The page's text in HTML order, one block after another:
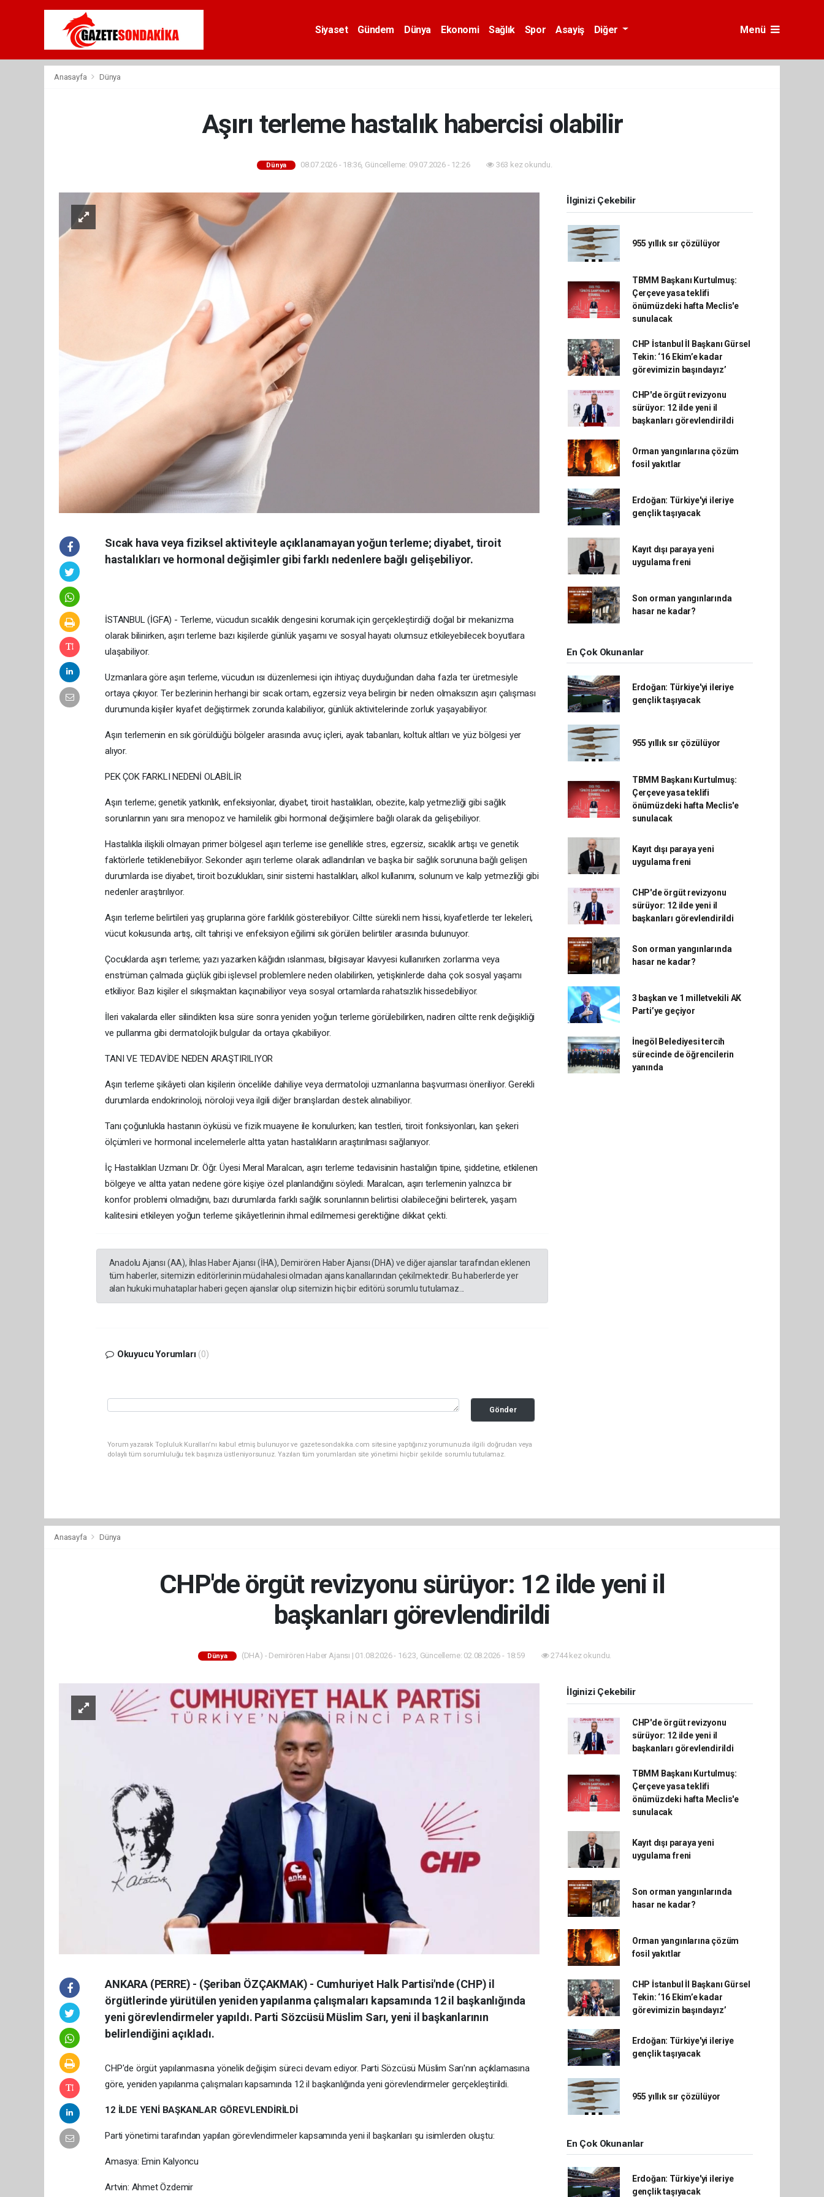
Siyaset Gündem Dünya Ekonomi Sağlık Spor Asayiş Diğer Menü
Anasayfa Dünya
Aşırı terleme hastalık habercisi olabilir
Dünya 08.07.2026 - 18:36, Güncelleme: 09.07.2026 - 12:26 363 kez okundu.
Sıcak hava veya fiziksel aktiviteyle açıklanamayan yoğun terleme; diyabet, tiroit
hastalıkları ve hormonal değişimler gibi farklı nedenlere bağlı gelişebiliyor.
İSTANBUL (İGFA) - Terleme, vücudun sıcaklık dengesini korumak için gerçekleştirdiği doğal bir mekanizma
olarak bilinirken, aşırı terleme bazı kişilerde günlük yaşamı ve sosyal hayatı olumsuz etkileyebilecek boyutlara
ulaşabiliyor.
Uzmanlara göre aşırı terleme, vücudun ısı düzenlemesi için ihtiyaç duyduğundan daha fazla ter üretmesiyle
ortaya çıkıyor. Ter bezlerinin herhangi bir sıcak ortam, egzersiz veya belirgin bir neden olmaksızın aşırı çalışması
durumunda kişiler kıyafet değiştirmek zorunda kalabiliyor, günlük aktivitelerinde zorluk yaşayabiliyor.
Aşırı terlemenin en sık görüldüğü bölgeler arasında avuç içleri, ayak tabanları, koltuk altları ve yüz bölgesi yer
alıyor.
PEK ÇOK FARKLI NEDENİ OLABİLİR
Aşırı terleme; genetik yatkınlık, enfeksiyonlar, diyabet, tiroit hastalıkları, obezite, kalp yetmezliği gibi sağlık
sorunlarının yanı sıra menopoz ve hamilelik gibi hormonal değişimlere bağlı olarak da gelişebiliyor.
Hastalıkla ilişkili olmayan primer bölgesel aşırı terleme ise genellikle stres, egzersiz, sıcaklık artışı ve genetik
faktörlerle tetiklenebiliyor. Sekonder aşırı terleme olarak adlandırılan ve başka bir sağlık sorununa bağlı gelişen
durumlarda ise diyabet, tiroit bozuklukları, sinir sistemi hastalıkları, alkol kullanımı, solunum ve kalp yetmezliği gibi
nedenler araştırılıyor.
Aşırı terleme belirtileri yaş gruplarına göre farklılık gösterebiliyor. Ciltte sürekli nem hissi, kıyafetlerde ter lekeleri,
vücut kokusunda artış, cilt tahrişi ve enfeksiyon eğilimi sık görülen belirtiler arasında bulunuyor.
Çocuklarda aşırı terleme; yazı yazarken kâğıdın ıslanması, bilgisayar klavyesi kullanırken zorlanma veya
enstrüman çalmada güçlük gibi işlevsel problemlere neden olabilirken, yetişkinlerde daha çok sosyal yaşamı
etkiliyor. Bazı kişiler el sıkışmaktan kaçınabiliyor veya sosyal ortamlarda rahatsızlık hissedebiliyor.
İleri vakalarda eller silindikten kısa süre sonra yeniden yoğun terleme görülebilirken, nadiren ciltte renk değişikliği
ve pullanma gibi dermatolojik bulgular da ortaya çıkabiliyor.
TANI VE TEDAVİDE NEDEN ARAŞTIRILIYOR
Aşırı terleme şikâyeti olan kişilerin öncelikle dahiliye veya dermatoloji uzmanlarına başvurması öneriliyor. Gerekli
durumlarda endokrinoloji, nöroloji veya ilgili diğer branşlardan destek alınabiliyor.
Tanı çoğunlukla hastanın öyküsü ve fizik muayene ile konulurken; kan testleri, tiroit fonksiyonları, kan şekeri
ölçümleri ve hormonal incelemelerle altta yatan hastalıkların araştırılması sağlanıyor.
İç Hastalıkları Uzmanı Dr. Öğr. Üyesi Meral Maralcan, aşırı terleme tedavisinin hastalığın tipine, şiddetine, etkilenen
bölgeye ve altta yatan nedene göre kişiye özel planlandığını söyledi. Maralcan, aşırı terlemenin yalnızca bir
konfor problemi olmadığını, bazı durumlarda farklı sağlık sorunlarının belirtisi olabileceğini belirterek, yaşam
kalitesini etkileyen yoğun terleme şikâyetlerinin ihmal edilmemesi gerektiğine dikkat çekti.
Anadolu Ajansı (AA), İhlas Haber Ajansı (İHA), Demirören Haber Ajansı (DHA) ve diğer ajanslar tarafından eklenen
tüm haberler, sitemizin editörlerinin müdahalesi olmadan ajans kanallarından çekilmektedir. Bu haberlerde yer
alan hukuki muhataplar haberi geçen ajanslar olup sitemizin hiç bir editörü sorumlu tutulamaz...
Okuyucu Yorumları (0)
Gönder
Yorum yazarak Topluluk Kuralları’nı kabul etmiş bulunuyor ve gazetesondakika.com sitesine yaptığınız yorumunuzla ilgili doğrudan veya
dolaylı tüm sorumluluğu tek başınıza üstleniyorsunuz. Yazılan tüm yorumlardan site yönetimi hiçbir şekilde sorumlu tutulamaz.
İlginizi Çekebilir
955 yıllık sır çözülüyor
TBMM Başkanı Kurtulmuş:
Çerçeve yasa teklifi
önümüzdeki hafta Meclis'e
sunulacak
CHP İstanbul İl Başkanı Gürsel
Tekin: ‘16 Ekim’e kadar
görevimizin başındayız’
CHP'de örgüt revizyonu
sürüyor: 12 ilde yeni il
başkanları görevlendirildi
Orman yangınlarına çözüm
fosil yakıtlar
Erdoğan: Türkiye'yi ileriye
gençlik taşıyacak
Kayıt dışı paraya yeni
uygulama freni
Son orman yangınlarında
hasar ne kadar?
En Çok Okunanlar
Erdoğan: Türkiye'yi ileriye
gençlik taşıyacak
955 yıllık sır çözülüyor
TBMM Başkanı Kurtulmuş:
Çerçeve yasa teklifi
önümüzdeki hafta Meclis'e
sunulacak
Kayıt dışı paraya yeni
uygulama freni
CHP'de örgüt revizyonu
sürüyor: 12 ilde yeni il
başkanları görevlendirildi
Son orman yangınlarında
hasar ne kadar?
3 başkan ve 1 milletvekili AK
Parti’ye geçiyor
İnegöl Belediyesi tercih
sürecinde de öğrencilerin
yanında
Anasayfa Dünya
CHP'de örgüt revizyonu sürüyor: 12 ilde yeni il
başkanları görevlendirildi
Dünya (DHA) - Demirören Haber Ajansı | 01.08.2026 - 16:23, Güncelleme: 02.08.2026 - 18:59 2744 kez okundu.
ANKARA (PERRE) - (Şeriban ÖZÇAKMAK) - Cumhuriyet Halk Partisi'nde (CHP) il
örgütlerinde yürütülen yeniden yapılanma çalışmaları kapsamında 12 il başkanlığında
yeni görevlendirmeler yapıldı. Parti Sözcüsü Müslim Sarı, yeni il başkanlarının
belirlendiğini açıkladı.
CHP'de örgüt yapılanmasına yönelik değişim süreci devam ediyor. Parti Sözcüsü Müslim Sarı'nın açıklamasına
göre, yeniden yapılanma çalışmaları kapsamında 12 il başkanlığında yeni görevlendirmeler gerçekleştirildi.
12 İLDE YENİ BAŞKANLAR GÖREVLENDİRİLDİ
Parti yönetimi tarafından yapılan görevlendirmeler kapsamında yeni il başkanları şu isimlerden oluştu:
Amasya: Emin Kalyoncu
Artvin: Ahmet Özdemir
İlginizi Çekebilir
CHP'de örgüt revizyonu
sürüyor: 12 ilde yeni il
başkanları görevlendirildi
TBMM Başkanı Kurtulmuş:
Çerçeve yasa teklifi
önümüzdeki hafta Meclis'e
sunulacak
Kayıt dışı paraya yeni
uygulama freni
Son orman yangınlarında
hasar ne kadar?
Orman yangınlarına çözüm
fosil yakıtlar
CHP İstanbul İl Başkanı Gürsel
Tekin: ‘16 Ekim’e kadar
görevimizin başındayız’
Erdoğan: Türkiye'yi ileriye
gençlik taşıyacak
955 yıllık sır çözülüyor
En Çok Okunanlar
Erdoğan: Türkiye'yi ileriye
gençlik taşıyacak